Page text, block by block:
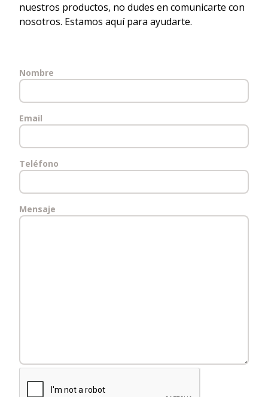
nuestros productos, no dudes en comunicarte con
nosotros. Estamos aquí para ayudarte.
Nombre
Email
Teléfono
Mensaje